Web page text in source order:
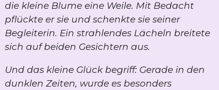
die kleine Blume eine Weile. Mit Bedacht
pflückte er sie und schenkte sie seiner
Begleiterin. Ein strahlendes Lächeln breitete
sich auf beiden Gesichtern aus.
Und das kleine Glück begriff: Gerade in den
dunklen Zeiten, wurde es besonders